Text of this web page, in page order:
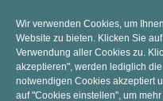
Wir verwenden Cookies, um
Website zu bieten. Klicken Sie
Verwendung aller Cookies zu.
akzeptieren", werden lediglich
notwendigen Cookies akzeptiert
auf "Cookies einstellen", um
Mail: sekretariat@anne-frank-
Tel.: 02841